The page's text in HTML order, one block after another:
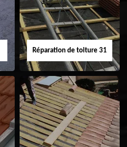
toiture 31
Réparation de toiture 31
Réparation de
toiture 31